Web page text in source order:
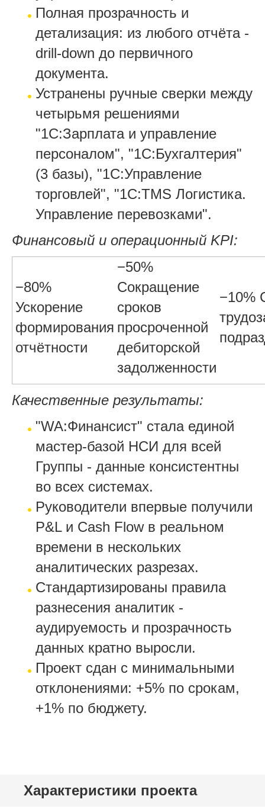
Полная прозрачность и
детализация: из любого отчёта -
drill-down до первичного
документа.
Устранены ручные сверки между
четырьмя решениями
"1С:Зарплата и управление
персоналом", "1С:Бухгалтерия"
(3 базы), "1С:Управление
торговлей", "1С:TMS Логистика.
Управление перевозками".
Финансовый и операционный KPI:
−80%
Ускорение
формирования
отчётности
−50%
Сокращение
сроков
просроченной
дебиторской
задолженности
−10%
Качественные результаты:
"WA:Финансист" стала единой
мастер-базой НСИ для всей
Группы - данные консистентны
во всех системах.
Руководители впервые получили
P&L и Cash Flow в реальном
времени в нескольких
аналитических разрезах.
Стандартизированы правила
разнесения аналитик -
аудируемость и прозрачность
данных кратно выросли.
Проект сдан с минимальными
отклонениями: +5% по срокам,
+1% по бюджету.
Характеристики проекта